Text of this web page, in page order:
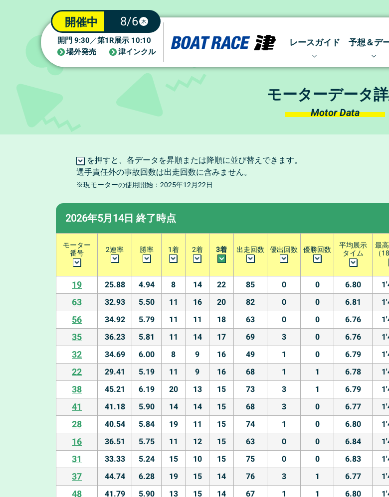
開催中 8/6 木
開門 9:30 ／第1R展示 10:10
場外発売 津インクル
レースガイド
レース結果 〜アーカイブ〜
レース展望・出場予定選手
メールマガジン
予想＆デ
得点率ラ
モーター
モーター
モーターデータ
Motor Data
を押すと、各データを昇順または降順に並び替えできます。
選手責任外の事故回数は出走回数に含みません。
※現モーターの使用開始：2025年12月22日
2026年5月14日 終了時点
モーター
番号
2連率 勝率 1着 2着 3着 出走回数 優出回数 優勝回数
平均展示
タイム
最
（
19 25.88 4.94 8 14 22 85 0 0 6.80
63 32.93 5.50 11 16 20 82 0 0 6.81
56 34.92 5.79 11 11 18 63 0 0 6.76
35 36.23 5.81 11 14 17 69 3 0 6.76
32 34.69 6.00 8 9 16 49 1 0 6.79
22 29.41 5.19 11 9 16 68 1 1 6.78
38 45.21 6.19 20 13 15 73 3 1 6.79
41 41.18 5.90 14 14 15 68 3 0 6.77
28 40.54 5.84 19 11 15 74 1 0 6.80
16 36.51 5.75 11 12 15 63 0 0 6.84
31 33.33 5.24 15 10 15 75 0 0 6.83
37 44.74 6.28 19 15 14 76 3 1 6.77
48 41.79 5.90 13 15 14 67 1 1 6.80